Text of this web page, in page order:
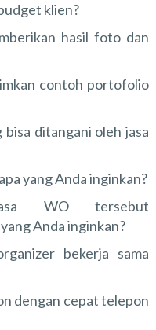
klien?
hasil foto dan
contoh portofolio
bisa ditangani oleh jasa
yang Anda inginkan?
WO tersebut
Anda inginkan?
bekerja sama
dengan cepat telepon